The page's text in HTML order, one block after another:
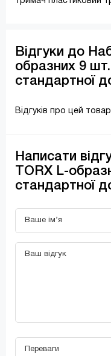
Відгуки до
образних 9
стандартної
Відгуків про цей
Написати
TORX L-
стандартної